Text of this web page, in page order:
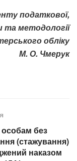
податкової,
та методології
обліку
М. О. Чмерук
особам без
(стажування)
наказом